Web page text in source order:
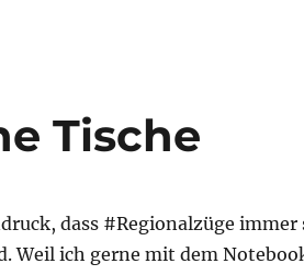
Tische
dass #Regionalzüge
Weil ich gerne mit dem